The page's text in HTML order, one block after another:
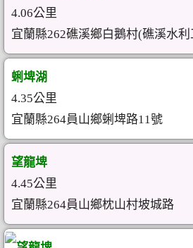
4.06公里
宜蘭縣262礁溪鄉白鵝村(礁溪水
蜊埤湖
4.35公里
宜蘭縣264員山鄉蜊埤路11號
望龍埤
4.45公里
宜蘭縣264員山鄉枕山村坡城路